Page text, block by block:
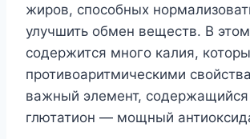
жиров, способных
улучшить обмен веществ. В
содержится много калия,
противоаритмическими
важный элемент, содержащийся
глютатион — мощный